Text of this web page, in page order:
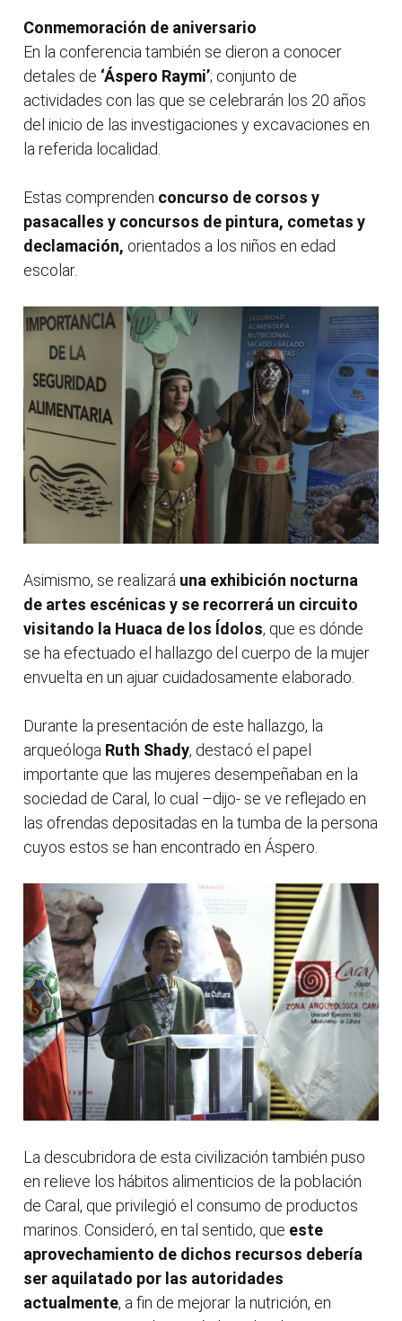
Conmemoración de aniversario
En la conferencia también se dieron a conocer
detales de ‘Áspero Raymi’; conjunto de
actividades con las que se celebrarán los 20 años
del inicio de las investigaciones y excavaciones en
la referida localidad.
Estas comprenden concurso de corsos y
pasacalles y concursos de pintura, cometas y
declamación, orientados a los niños en edad
escolar.
Asimismo, se realizará una exhibición nocturna
de artes escénicas y se recorrerá un circuito
visitando la Huaca de los Ídolos, que es dónde
se ha efectuado el hallazgo del cuerpo de la mujer
envuelta en un ajuar cuidadosamente elaborado.
Durante la presentación de este hallazgo, la
arqueóloga Ruth Shady, destacó el papel
importante que las mujeres desempeñaban en la
sociedad de Caral, lo cual –dijo- se ve reflejado en
las ofrendas depositadas en la tumba de la persona
cuyos estos se han encontrado en Áspero.
La descubridora de esta civilización también puso
en relieve los hábitos alimenticios de la población
de Caral, que privilegió el consumo de productos
marinos. Consideró, en tal sentido, que este
aprovechamiento de dichos recursos debería
ser aquilatado por las autoridades
actualmente, a fin de mejorar la nutrición, en